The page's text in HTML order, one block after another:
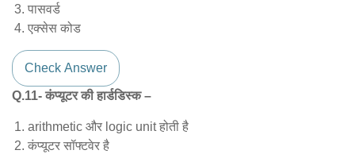
पासवर्ड
एक्सेस कोड
Check Answer
Q.11- कंप्यूटर की हार्डडिस्क –
arithmetic और logic unit होती है
कंप्यूटर सॉफ्टवेर है